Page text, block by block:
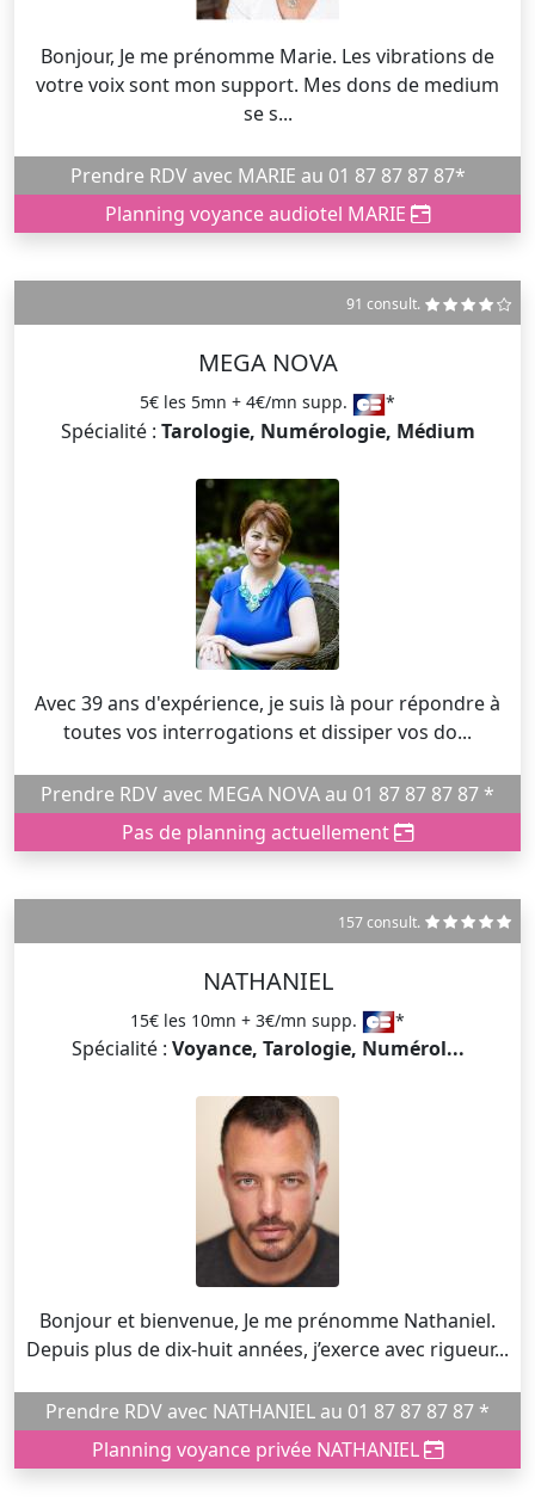
Bonjour, Je me prénomme Marie. Les vibrations de
votre voix sont mon support. Mes dons de medium
se s...
Prendre RDV avec MARIE au 01 87 87 87 87*
Planning voyance audiotel MARIE
91 consult.
MEGA NOVA
5€ les 5mn + 4€/mn supp. *
Spécialité : Tarologie, Numérologie, Médium
Avec 39 ans d'expérience, je suis là pour répondre à
toutes vos interrogations et dissiper vos do...
Prendre RDV avec MEGA NOVA au 01 87 87 87 87 *
Pas de planning actuellement
157 consult.
NATHANIEL
15€ les 10mn + 3€/mn supp. *
Spécialité : Voyance, Tarologie, Numérol...
Bonjour et bienvenue, Je me prénomme Nathaniel.
Depuis plus de dix-huit années, j’exerce avec rigueur...
Prendre RDV avec NATHANIEL au 01 87 87 87 87 *
Planning voyance privée NATHANIEL